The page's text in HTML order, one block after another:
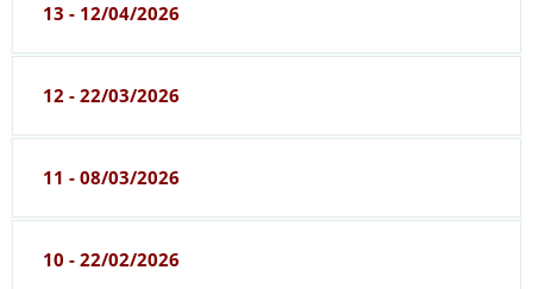
13 - 12/04/2026
12 - 22/03/2026
11 - 08/03/2026
10 - 22/02/2026